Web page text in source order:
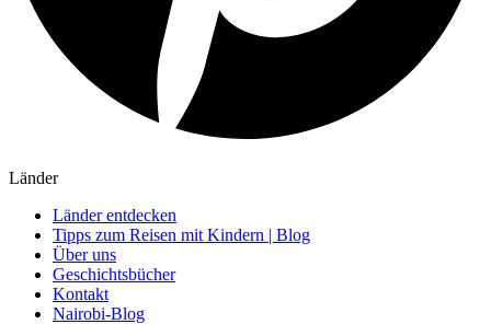
Länder
Länder entdecken
Tipps zum Reisen mit Kindern | Blog
Über uns
Geschichtsbücher
Kontakt
Nairobi-Blog